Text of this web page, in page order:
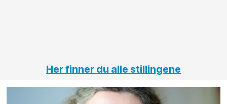
Her finner du alle stillingene